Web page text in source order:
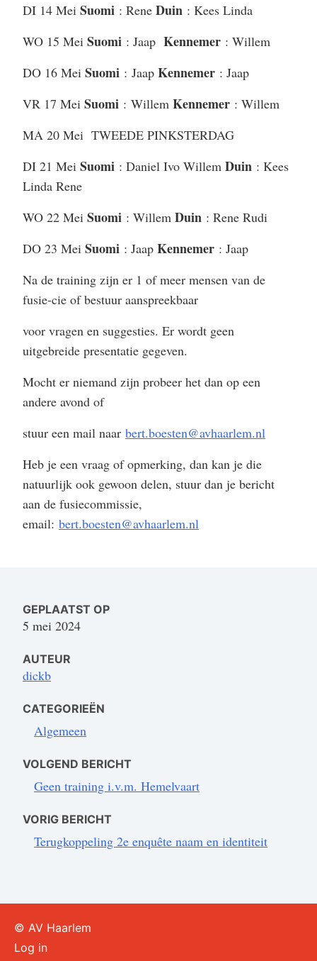
DI 14 Mei Suomi : Rene Duin : Kees Linda
WO 15 Mei Suomi : Jaap Kennemer : Willem
DO 16 Mei Suomi : Jaap Kennemer : Jaap
VR 17 Mei Suomi : Willem Kennemer : Willem
MA 20 Mei TWEEDE PINKSTERDAG
DI 21 Mei Suomi : Daniel Ivo Willem Duin : Kees
Linda Rene
WO 22 Mei Suomi : Willem Duin : Rene Rudi
DO 23 Mei Suomi : Jaap Kennemer : Jaap
Na de training zijn er 1 of meer mensen van de
fusie-cie of bestuur aanspreekbaar
voor vragen en suggesties. Er wordt geen
uitgebreide presentatie gegeven.
Mocht er niemand zijn probeer het dan op een
andere avond of
stuur een mail naar bert.boesten@avhaarlem.nl
Heb je een vraag of opmerking, dan kan je die
natuurlijk ook gewoon delen, stuur dan je bericht
aan de fusiecommissie,
email: bert.boesten@avhaarlem.nl
GEPLAATST OP
5 mei 2024
AUTEUR
dickb
CATEGORIEËN
Algemeen
VOLGEND BERICHT
Geen training i.v.m. Hemelvaart
VORIG BERICHT
Terugkoppeling 2e enquête naam en identiteit
© AV Haarlem
Log in